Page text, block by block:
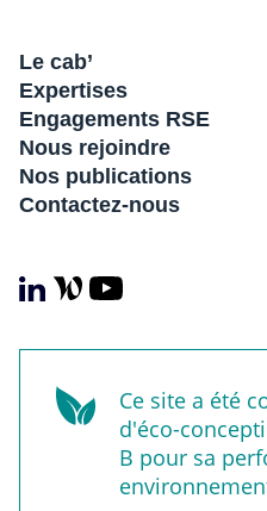
Le cab’
Expertises
Engagements RSE
Nous rejoindre
Nos publications
Contactez-nous
Ce site a été
d'éco-
B pour sa